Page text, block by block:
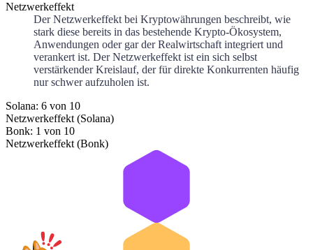
Netzwerkeffekt
Der Netzwerkeffekt bei Kryptowährungen beschreibt, wie
stark diese bereits in das bestehende Krypto-Ökosystem,
Anwendungen oder gar der Realwirtschaft integriert und
verankert ist. Der Netzwerkeffekt ist ein sich selbst
verstärkender Kreislauf, der für direkte Konkurrenten häufig
nur schwer aufzuholen ist.
Solana: 6 von 10
Netzwerkeffekt (Solana)
Bonk: 1 von 10
Netzwerkeffekt (Bonk)